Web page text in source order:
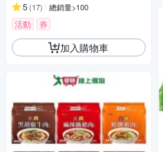
5 (17) 總銷量>100
活動 券
加入購物車